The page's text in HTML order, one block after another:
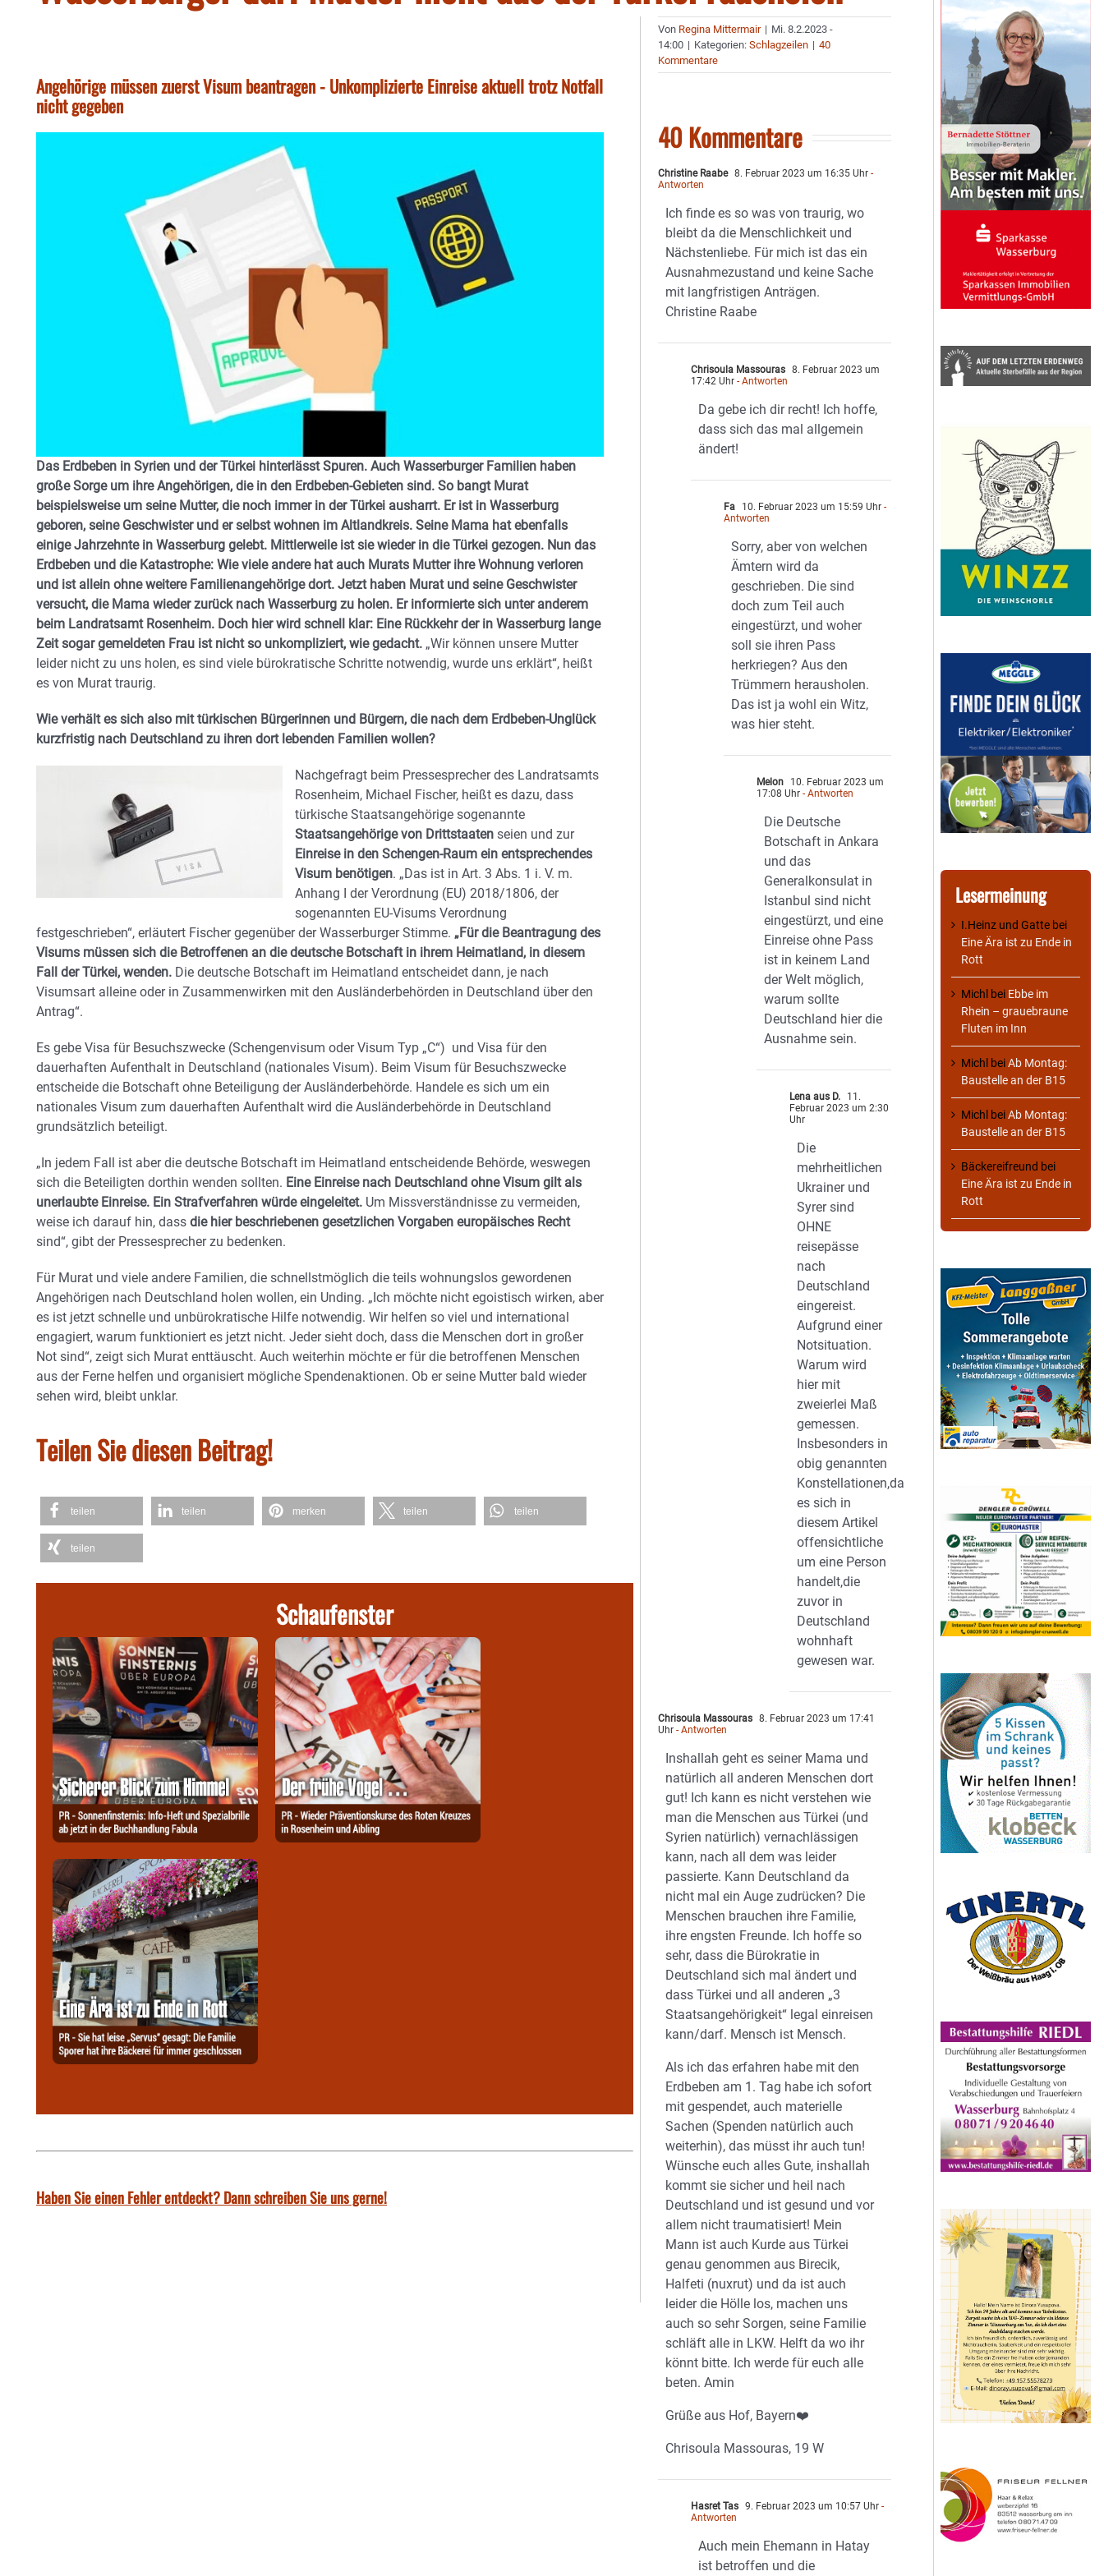
Angehörige müssen zuerst Visum beantragen - Unkomplizierte Einreise aktuell trotz Notfall
nicht gegeben
Das Erdbeben in Syrien und der Türkei hinterlässt Spuren. Auch Wasserburger Familien haben
große Sorge um ihre Angehörigen, die in den Erdbeben-Gebieten sind. So bangt Murat
beispielsweise um seine Mutter, die noch immer in der Türkei ausharrt. Er ist in Wasserburg
geboren, seine Geschwister und er selbst wohnen im Altlandkreis. Seine Mama hat ebenfalls
einige Jahrzehnte in Wasserburg gelebt. Mittlerweile ist sie wieder in die Türkei gezogen. Nun das
Erdbeben und die Katastrophe: Wie viele andere hat auch Murats Mutter ihre Wohnung verloren
und ist allein ohne weitere Familienangehörige dort. Jetzt haben Murat und seine Geschwister
versucht, die Mama wieder zurück nach Wasserburg zu holen. Er informierte sich unter anderem
beim Landratsamt Rosenheim. Doch hier wird schnell klar: Eine Rückkehr der in Wasserburg lange
Zeit sogar gemeldeten Frau ist nicht so unkompliziert, wie gedacht. „Wir können unsere Mutter
leider nicht zu uns holen, es sind viele bürokratische Schritte notwendig, wurde uns erklärt“, heißt
es von Murat traurig.
Wie verhält es sich also mit türkischen Bürgerinnen und Bürgern, die nach dem Erdbeben-Unglück
kurzfristig nach Deutschland zu ihren dort lebenden Familien wollen?
Nachgefragt beim Pressesprecher des Landratsamts
Rosenheim, Michael Fischer, heißt es dazu, dass
türkische Staatsangehörige sogenannte
Staatsangehörige von Drittstaaten seien und zur
Einreise in den Schengen-Raum ein entsprechendes
Visum benötigen. „Das ist in Art. 3 Abs. 1 i. V. m.
Anhang I der Verordnung (EU) 2018/1806, der
sogenannten EU-Visums Verordnung
festgeschrieben“, erläutert Fischer gegenüber der Wasserburger Stimme. „Für die Beantragung des
Visums müssen sich die Betroffenen an die deutsche Botschaft in ihrem Heimatland, in diesem
Fall der Türkei, wenden. Die deutsche Botschaft im Heimatland entscheidet dann, je nach
Visumsart alleine oder in Zusammenwirken mit den Ausländerbehörden in Deutschland über den
Antrag“.
Es gebe Visa für Besuchszwecke (Schengenvisum oder Visum Typ „C“) und Visa für den
dauerhaften Aufenthalt in Deutschland (nationales Visum). Beim Visum für Besuchszwecke
entscheide die Botschaft ohne Beteiligung der Ausländerbehörde. Handele es sich um ein
nationales Visum zum dauerhaften Aufenthalt wird die Ausländerbehörde in Deutschland
grundsätzlich beteiligt.
„In jedem Fall ist aber die deutsche Botschaft im Heimatland entscheidende Behörde, weswegen
sich die Beteiligten dorthin wenden sollten. Eine Einreise nach Deutschland ohne Visum gilt als
unerlaubte Einreise. Ein Strafverfahren würde eingeleitet. Um Missverständnisse zu vermeiden,
weise ich darauf hin, dass die hier beschriebenen gesetzlichen Vorgaben europäisches Recht
sind“, gibt der Pressesprecher zu bedenken.
Für Murat und viele andere Familien, die schnellstmöglich die teils wohnungslos gewordenen
Angehörigen nach Deutschland holen wollen, ein Unding. „Ich möchte nicht egoistisch wirken, aber
es ist jetzt schnelle und unbürokratische Hilfe notwendig. Wir helfen so viel und international
engagiert, warum funktioniert es jetzt nicht. Jeder sieht doch, dass die Menschen dort in großer
Not sind“, zeigt sich Murat enttäuscht. Auch weiterhin möchte er für die betroffenen Menschen
aus der Ferne helfen und organisiert mögliche Spendenaktionen. Ob er seine Mutter bald wieder
sehen wird, bleibt unklar.
Teilen Sie diesen Beitrag!
teilen teilen merken teilen teilen
teilen
Schaufenster
Haben Sie einen Fehler entdeckt? Dann schreiben Sie uns gerne!
Von Regina Mittermair | Mi. 8.2.2023 -
14:00 | Kategorien:Schlagzeilen | 40
Kommentare
40 Kommentare
Christine Raabe 8. Februar 2023 um 16:35 Uhr -
Antworten
Ich finde es so was von traurig, wo
bleibt da die Menschlichkeit und
Nächstenliebe. Für mich ist das ein
Ausnahmezustand und keine Sache
mit langfristigen Anträgen.
Christine Raabe
Chrisoula Massouras 8. Februar 2023 um
17:42 Uhr - Antworten
Da gebe ich dir recht! Ich hoffe,
dass sich das mal allgemein
ändert!
Fa 10. Februar 2023 um 15:59 Uhr -
Antworten
Sorry, aber von welchen
Ämtern wird da
geschrieben. Die sind
doch zum Teil auch
eingestürzt, und woher
soll sie ihren Pass
herkriegen? Aus den
Trümmern herausholen.
Das ist ja wohl ein Witz,
was hier steht.
Melon
10. Februar 2023 um
17:08 Uhr - Antworten
Die Deutsche
Botschaft in Ankara
und das
Generalkonsulat in
Istanbul sind nicht
eingestürzt, und eine
Einreise ohne Pass
ist in keinem Land
der Welt möglich,
warum sollte
Deutschland hier die
Ausnahme sein.
Lena aus D.
11.
Februar 2023 um 2:30
Uhr
Die
mehrheitlichen
Ukrainer und
Syrer sind
OHNE
reisepässe
nach
Deutschland
eingereist.
Aufgrund einer
Notsituation.
Warum wird
hier mit
zweierlei Maß
gemessen.
Insbesonders in
obig genannten
Konstellationen,da
es sich in
diesem Artikel
offensichtliche
um eine Person
handelt,die
zuvor in
Deutschland
wohnhaft
gewesen war.
Chrisoula Massouras 8. Februar 2023 um 17:41
Uhr - Antworten
Inshallah geht es seiner Mama und
natürlich all anderen Menschen dort
gut! Ich kann es nicht verstehen wie
man die Menschen aus Türkei (und
Syrien natürlich) vernachlässigen
kann, nach all dem was leider
passierte. Kann Deutschland da
nicht mal ein Auge zudrücken? Die
Menschen brauchen ihre Familie,
ihre engsten Freunde. Ich hoffe so
sehr, dass die Bürokratie in
Deutschland sich mal ändert und
dass Türkei und all anderen „3
Staatsangehörigkeit“ legal einreisen
kann/darf. Mensch ist Mensch.
Als ich das erfahren habe mit den
Erdbeben am 1. Tag habe ich sofort
mit gespendet, auch materielle
Sachen (Spenden natürlich auch
weiterhin), das müsst ihr auch tun!
Wünsche euch alles Gute, inshallah
kommt sie sicher und heil nach
Deutschland und ist gesund und vor
allem nicht traumatisiert! Mein
Mann ist auch Kurde aus Türkei
genau genommen aus Birecik,
Halfeti (nuxrut) und da ist auch
leider die Hölle los, machen uns
auch so sehr Sorgen, seine Familie
schläft alle in LKW. Helft da wo ihr
könnt bitte. Ich werde für euch alle
beten. Amin
Grüße aus Hof, Bayern❤️
Chrisoula Massouras, 19 W
Hasret Tas 9. Februar 2023 um 10:57 Uhr -
Antworten
Auch mein Ehemann in Hatay
ist betroffen und die
Lesermeinung
I.Heinz und Gatte bei
Eine Ära ist zu Ende in
Rott
Michl bei Ebbe im
Rhein – grauebraune
Fluten im Inn
Michl beiAb Montag:
Baustelle an der B15
Michl beiAb Montag:
Baustelle an der B15
Bäckereifreund bei
Eine Ära ist zu Ende in
Rott